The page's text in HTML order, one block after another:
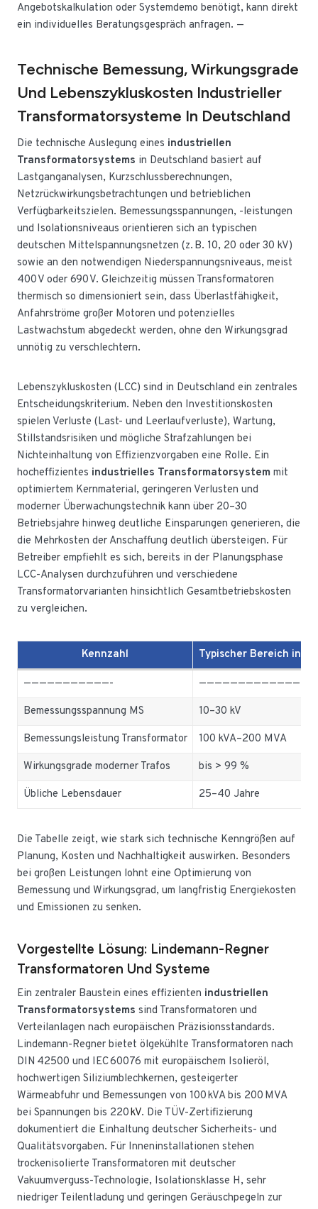
Angebotskalkulation oder Systemdemo benötigt, kann direkt
ein individuelles Beratungsgespräch anfragen. —
Technische Bemessung, Wirkungsgrade
Und Lebenszykluskosten Industrieller
Transformatorsysteme In Deutschland
Die technische Auslegung eines industriellen
Transformatorsystems in Deutschland basiert auf
Lastganganalysen, Kurzschlussberechnungen,
Netzrückwirkungsbetrachtungen und betrieblichen
Verfügbarkeitszielen. Bemessungsspannungen, -leistungen
und Isolationsniveaus orientieren sich an typischen
deutschen Mittelspannungsnetzen (z. B. 10, 20 oder 30 kV)
sowie an den notwendigen Niederspannungsniveaus, meist
400 V oder 690 V. Gleichzeitig müssen Transformatoren
thermisch so dimensioniert sein, dass Überlastfähigkeit,
Anfahrströme großer Motoren und potenzielles
Lastwachstum abgedeckt werden, ohne den Wirkungsgrad
unnötig zu verschlechtern.
Lebenszykluskosten (LCC) sind in Deutschland ein zentrales
Entscheidungskriterium. Neben den Investitionskosten
spielen Verluste (Last- und Leerlaufverluste), Wartung,
Stillstandsrisiken und mögliche Strafzahlungen bei
Nichteinhaltung von Effizienzvorgaben eine Rolle. Ein
hocheffizientes industrielles Transformatorsystem mit
optimiertem Kernmaterial, geringeren Verlusten und
moderner Überwachungstechnik kann über 20–30
Betriebsjahre hinweg deutliche Einsparungen generieren, die
die Mehrkosten der Anschaffung deutlich übersteigen. Für
Betreiber empfiehlt es sich, bereits in der Planungsphase
LCC-Analysen durchzuführen und verschiedene
Transformatorvarianten hinsichtlich Gesamtbetriebskosten
zu vergleichen.
Kennzahl Typischer Bereich in
———————————- —————————————-
Bemessungsspannung MS 10–30 kV
Bemessungsleistung Transformator 100 kVA–200 MVA
Wirkungsgrade moderner Trafos bis > 99 %
Übliche Lebensdauer 25–40 Jahre
Die Tabelle zeigt, wie stark sich technische Kenngrößen auf
Planung, Kosten und Nachhaltigkeit auswirken. Besonders
bei großen Leistungen lohnt eine Optimierung von
Bemessung und Wirkungsgrad, um langfristig Energiekosten
und Emissionen zu senken.
Vorgestellte Lösung: Lindemann-Regner
Transformatoren Und Systeme
Ein zentraler Baustein eines effizienten industriellen
Transformatorsystems sind Transformatoren und
Verteilanlagen nach europäischen Präzisionsstandards.
Lindemann-Regner bietet ölgekühlte Transformatoren nach
DIN 42500 und IEC 60076 mit europäischem Isolieröl,
hochwertigen Siliziumblechkernen, gesteigerter
Wärmeabfuhr und Bemessungen von 100 kVA bis 200 MVA
bei Spannungen bis 220kV. Die TÜV-Zertifizierung
dokumentiert die Einhaltung deutscher Sicherheits- und
Qualitätsvorgaben. Für Inneninstallationen stehen
trockenisolierte Transformatoren mit deutscher
Vakuumverguss-Technologie, Isolationsklasse H, sehr
niedriger Teilentladung und geringen Geräuschpegeln zur